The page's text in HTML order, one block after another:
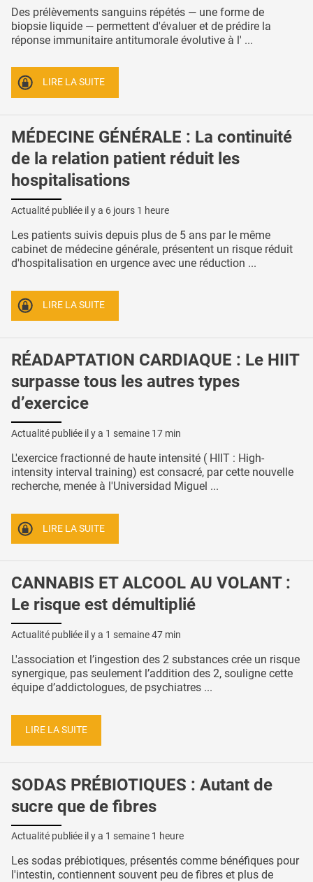
Des prélèvements sanguins répétés — une forme de
biopsie liquide — permettent d'évaluer et de prédire la
réponse immunitaire antitumorale évolutive à l' ...
LIRE LA SUITE
MÉDECINE GÉNÉRALE : La continuité
de la relation patient réduit les
hospitalisations
Actualité publiée il y a 6 jours 1 heure
Les patients suivis depuis plus de 5 ans par le même
cabinet de médecine générale, présentent un risque réduit
d'hospitalisation en urgence avec une réduction ...
LIRE LA SUITE
RÉADAPTATION CARDIAQUE : Le HIIT
surpasse tous les autres types
d’exercice
Actualité publiée il y a 1 semaine 17 min
L'exercice fractionné de haute intensité ( HIIT : High-
intensity interval training) est consacré, par cette nouvelle
recherche, menée à l'Universidad Miguel ...
LIRE LA SUITE
CANNABIS ET ALCOOL AU VOLANT :
Le risque est démultiplié
Actualité publiée il y a 1 semaine 47 min
L'association et l’ingestion des 2 substances crée un risque
synergique, pas seulement l’addition des 2, souligne cette
équipe d’addictologues, de psychiatres ...
LIRE LA SUITE
SODAS PRÉBIOTIQUES : Autant de
sucre que de fibres
Actualité publiée il y a 1 semaine 1 heure
Les sodas prébiotiques, présentés comme bénéfiques pour
l'intestin, contiennent souvent peu de fibres et plus de